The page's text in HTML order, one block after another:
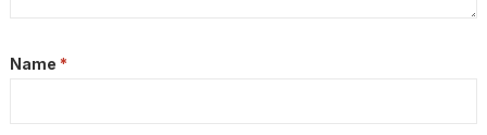
Name *